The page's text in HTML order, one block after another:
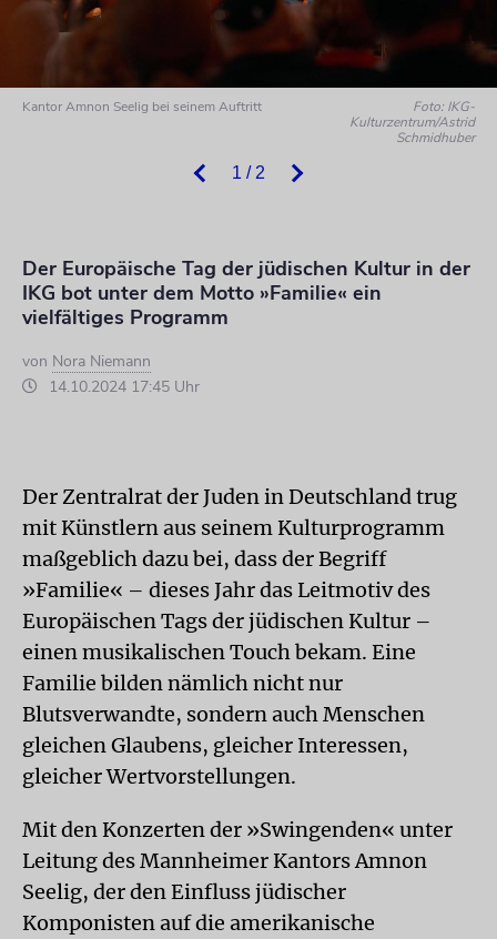
1 / 2
Kantor Amnon Seelig bei seinem Auftritt
Foto: IKG-
Kulturzentrum/Astrid
Schmidhuber
Der Europäische Tag der jüdischen Kultur in der
IKG bot unter dem Motto »Familie« ein
vielfältiges Programm
von Nora Niemann
14.10.2024 17:45 Uhr
Der Zentralrat der Juden in Deutschland trug
mit Künstlern aus seinem Kulturprogramm
maßgeblich dazu bei, dass der Begriff
»Familie« – dieses Jahr das Leitmotiv des
Europäischen Tags der jüdischen Kultur –
einen musikalischen Touch bekam. Eine
Familie bilden nämlich nicht nur
Blutsverwandte, sondern auch Menschen
gleichen Glaubens, gleicher Interessen,
gleicher Wertvorstellungen.
Mit den Konzerten der »Swingenden« unter
Leitung des Mannheimer Kantors Amnon
Seelig, der den Einfluss jüdischer
Komponisten auf die amerikanische